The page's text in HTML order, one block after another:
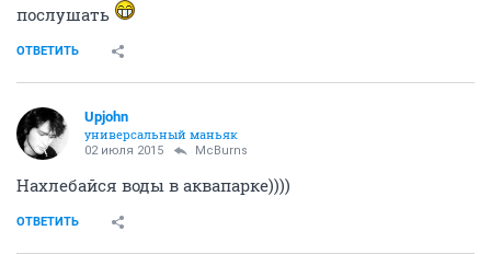
послушать
ОТВЕТИТЬ
Upjohn
универсальный маньяк
02 июля 2015 McBurns
Нахлебайся воды в аквапарке))))
ОТВЕТИТЬ